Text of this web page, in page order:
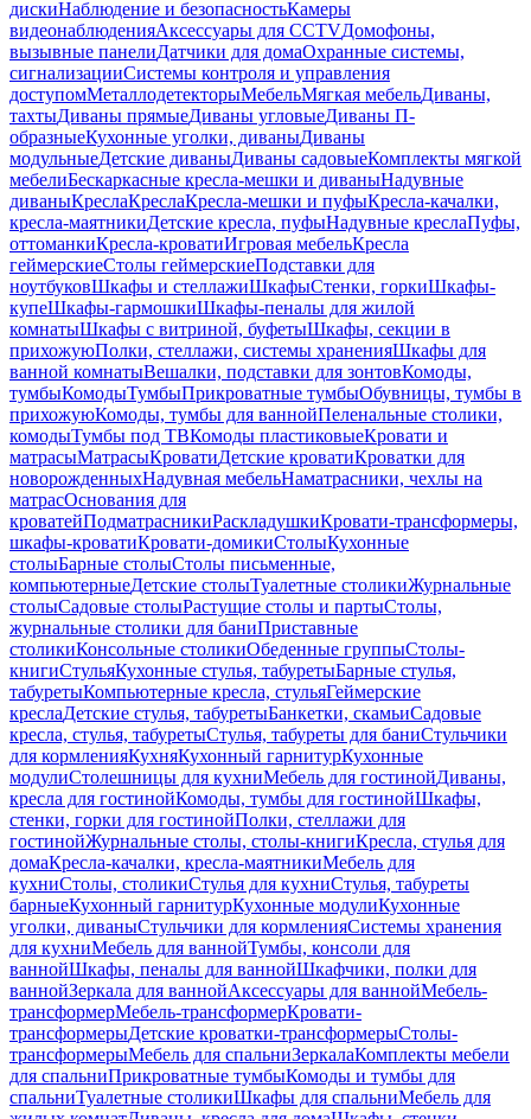
дискиНаблюдение и безопасностьКамеры
видеонаблюденияАксессуары для CCTVДомофоны,
вызывные панелиДатчики для домаОхранные системы,
сигнализацииСистемы контроля и управления
доступомМеталлодетекторыМебельМягкая мебельДиваны,
тахтыДиваны прямыеДиваны угловыеДиваны П-
образныеКухонные уголки, диваныДиваны
модульныеДетские диваныДиваны садовыеКомплекты мягкой
мебелиБескаркасные кресла-мешки и диваныНадувные
диваныКреслаКреслаКресла-мешки и пуфыКресла-качалки,
кресла-маятникиДетские кресла, пуфыНадувные креслаПуфы,
оттоманкиКресла-кроватиИгровая мебельКресла
геймерскиеСтолы геймерскиеПодставки для
ноутбуковШкафы и стеллажиШкафыСтенки, горкиШкафы-
купеШкафы-гармошкиШкафы-пеналы для жилой
комнатыШкафы с витриной, буфетыШкафы, секции в
прихожуюПолки, стеллажи, системы храненияШкафы для
ванной комнатыВешалки, подставки для зонтовКомоды,
тумбыКомодыТумбыПрикроватные тумбыОбувницы, тумбы в
прихожуюКомоды, тумбы для ваннойПеленальные столики,
комодыТумбы под ТВКомоды пластиковыеКровати и
матрасыМатрасыКроватиДетские кроватиКроватки для
новорожденныхНадувная мебельНаматрасники, чехлы на
матрасОснования для
кроватейПодматрасникиРаскладушкиКровати-трансформеры,
шкафы-кроватиКровати-домикиСтолыКухонные
столыБарные столыСтолы письменные,
компьютерныеДетские столыТуалетные столикиЖурнальные
столыСадовые столыРастущие столы и партыСтолы,
журнальные столики для баниПриставные
столикиКонсольные столикиОбеденные группыСтолы-
книгиСтульяКухонные стулья, табуретыБарные стулья,
табуретыКомпьютерные кресла, стульяГеймерские
креслаДетские стулья, табуретыБанкетки, скамьиСадовые
кресла, стулья, табуретыСтулья, табуреты для баниСтульчики
для кормленияКухняКухонный гарнитурКухонные
модулиСтолешницы для кухниМебель для гостинойДиваны,
кресла для гостинойКомоды, тумбы для гостинойШкафы,
стенки, горки для гостинойПолки, стеллажи для
гостинойЖурнальные столы, столы-книгиКресла, стулья для
домаКресла-качалки, кресла-маятникиМебель для
кухниСтолы, столикиСтулья для кухниСтулья, табуреты
барныеКухонный гарнитурКухонные модулиКухонные
уголки, диваныСтульчики для кормленияСистемы хранения
для кухниМебель для ваннойТумбы, консоли для
ваннойШкафы, пеналы для ваннойШкафчики, полки для
ваннойЗеркала для ваннойАксессуары для ваннойМебель-
трансформерМебель-трансформерКровати-
трансформерыДетские кроватки-трансформерыСтолы-
трансформерыМебель для спальниЗеркалаКомплекты мебели
для спальниПрикроватные тумбыКомоды и тумбы для
спальниТуалетные столикиШкафы для спальниМебель для